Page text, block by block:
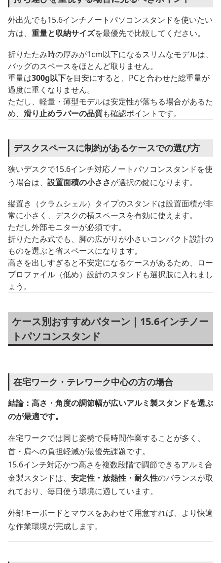
外出先でも15.6インチノートパソコンスタンドを使いたい
方は、 重量と収納サイズを最優先で比較してください。
折りたたみ時の厚みが1cm以下になるスリムなモデルは、
バッグのスペースをほとんど取りません。
重量は300g以下を目安にすると、PCと合わせた総重量が
過度に重くなりません。
ただし、軽量・薄型モデルは安定性が落ちる場合があるた
め、 滑り止めラバーの品質も確認ポイントです。
デスクスペースに制約があるケースでの選び方
狭いデスクで15.6インチ対応ノートパソコンスタンドを使
う場合は、 設置面積の小ささが選択の鍵になります。
縦置き（クラムシェル）タイプのスタンドは設置面積が非
常に小さく、デスクの横スペースを有効に使えます。
ただし外部モニターが必須です。
折りたたみ式でも、脚の広がりが小さいコンパクト設計の
ものを選ぶと省スペースになります。
高さを出しすぎると不安定になるケースがあるため、ロー
プロファイル（低め）設計のスタンドも選択肢に入れまし
ょう。
ケース別おすすめパターン｜15.6インチノー
トパソコンスタンド
在宅ワーク・テレワーク中心の方の場合
結論：高さ・角度の調節幅が広いアルミ製スタンドを選ぶ
のが最適です。
在宅ワークでは同じ姿勢で長時間作業することが多く、
首・肩への負担軽減が最優先課題です。
15.6インチ対応かつ高さを複数段階で調節できるアルミ合
金製スタンドは、 安定性・放熱性・耐久性のバランスが取
れており、毎日使う環境に適しています。
外部キーボードとマウスをあわせて用意すれば、より快適
な作業環境が完成します。